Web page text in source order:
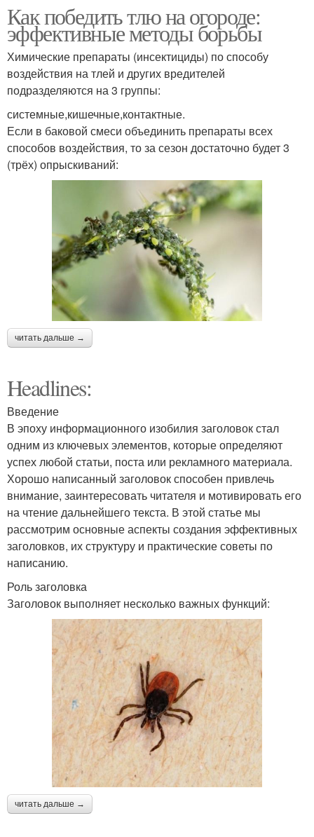
Как победить тлю на огороде:
эффективные методы борьбы
Химические препараты (инсектициды) по способу
воздействия на тлей и других вредителей
подразделяются на 3 группы:
системные,кишечные,контактные.
Если в баковой смеси объединить препараты всех
способов воздействия, то за сезон достаточно будет 3
(трёх) опрыскиваний:
читать дальше →
Headlines:
Введение
В эпоху информационного изобилия заголовок стал
одним из ключевых элементов, которые определяют
успех любой статьи, поста или рекламного материала.
Хорошо написанный заголовок способен привлечь
внимание, заинтересовать читателя и мотивировать его
на чтение дальнейшего текста. В этой статье мы
рассмотрим основные аспекты создания эффективных
заголовков, их структуру и практические советы по
написанию.
Роль заголовка
Заголовок выполняет несколько важных функций:
читать дальше →